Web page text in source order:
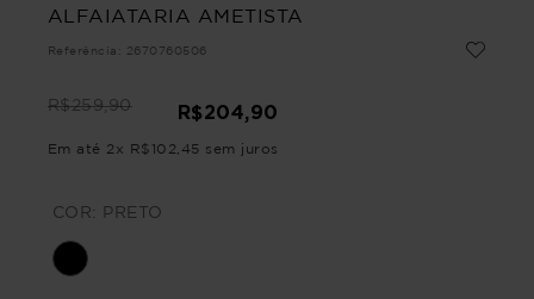
ALFAIATARIA AMETISTA
Referência : 2670760506
R$259,90 R$204,90
Em até 2 x R$ 102 45 sem juros
COR: PRETO